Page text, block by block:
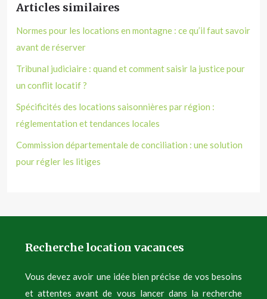
Articles similaires
Normes pour les locations en montagne : ce qu’il faut savoir
avant de réserver
Tribunal judiciaire : quand et comment saisir la justice pour
un conflit locatif ?
Spécificités des locations saisonnières par région :
réglementation et tendances locales
Commission départementale de conciliation : une solution
pour régler les litiges
Recherche location vacances
Vous devez avoir une idée bien précise de vos besoins
et attentes avant de vous lancer dans la recherche